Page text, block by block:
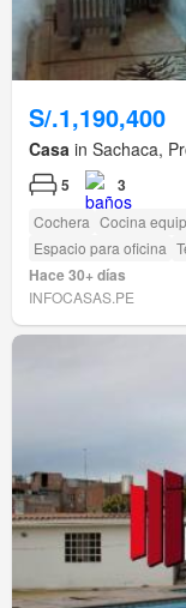
S/.1,190,400
Casa in Sachaca,
5 3
Cochera Cocina
Espacio para oficina
Hace 30+ días
INFOCASAS.PE